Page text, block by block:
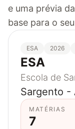
e uma prévia
base para o
ESA 2026
ESA
Escola de
Sargento -
MATÉRIAS
7